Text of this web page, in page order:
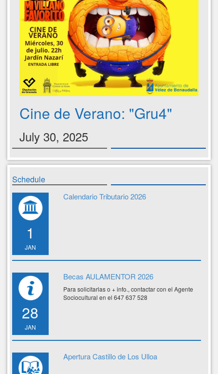
Cine de Verano: "Gru4"
July 30, 2025
Schedule
1
JAN
Calendario Tributario 2026
28
JAN
Becas AULAMENTOR 2026
Para solicitarlas o + info., contactar con el Agente
Sociocultural en el 647 637 528
Apertura Castillo de Los Ulloa